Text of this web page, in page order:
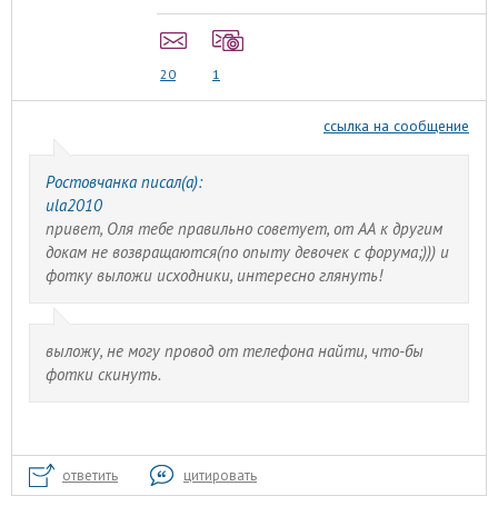
20 1
ссылка на сообщение
Ростовчанка писал(а):
ula2010
привет, Оля тебе правильно советует, от АА к другим
докам не возвращаются(по опыту девочек с форума;))) и
фотку выложи исходники, интересно глянуть!
выложу, не могу провод от телефона найти, что-бы
фотки скинуть.
ответить цитировать